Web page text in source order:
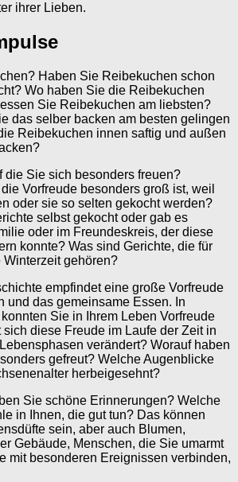
ihrer Lieben.
Haben Sie Reibekuchen schon
Wo haben Sie die Reibekuchen
Sie Reibekuchen am liebsten?
das selber backen am besten gelingen
Reibekuchen innen saftig und außen
die Sie sich besonders freuen?
Vorfreude besonders groß ist, weil
oder sie so selten gekocht werden?
selbst gekocht oder gab es
oder im Freundeskreis, der diese
konnte? Was sind Gerichte, die für
gehören?
empfindet eine große Vorfreude
und das gemeinsame Essen. In
Sie in Ihrem Leben Vorfreude
diese Freude im Laufe der Zeit in
verändert? Worauf haben
gefreut? Welche Augenblicke
herbeigesehnt?
Sie schöne Erinnerungen? Welche
in Ihnen, die gut tun? Das können
sein, aber auch Blumen,
Gebäude, Menschen, die Sie umarmt
mit besonderen Ereignissen verbinden,